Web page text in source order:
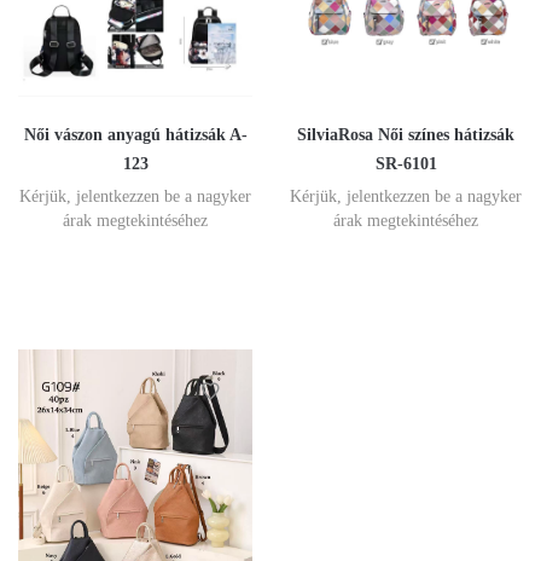
Női vászon anyagú hátizsák A-
123
Kérjük, jelentkezzen be a nagyker
árak megtekintéséhez
SilviaRosa Női színes hátizsák
SR-6101
Kérjük, jelentkezzen be a nagyker
árak megtekintéséhez